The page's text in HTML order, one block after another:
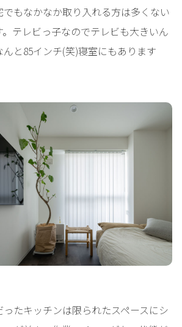
でもなかなか取り入れる方は多くない
。テレビっ子なのでテレビも大きいん
んと85インチ(笑)寝室にもあります
たキッチンは限られたスペースにシ